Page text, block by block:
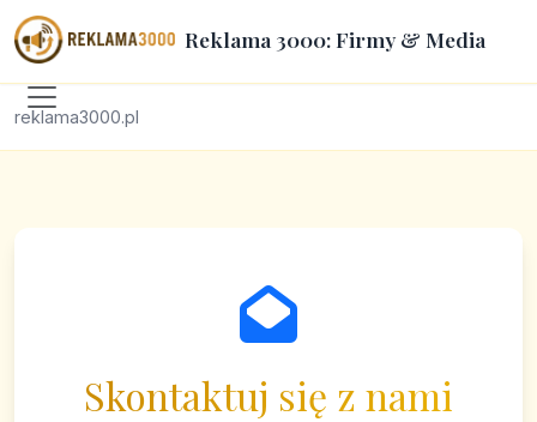
Reklama 3000: Firmy & Media
reklama3000.pl
Skontaktuj się z nami